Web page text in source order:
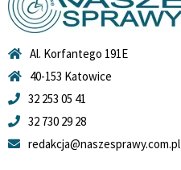
Al. Korfantego 191E
40-153 Katowice
32 253 05 41
32 730 29 28
redakcja@naszesprawy.com.pl